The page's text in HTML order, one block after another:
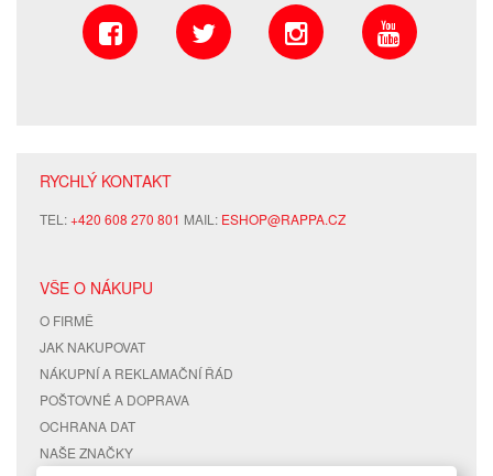
RYCHLÝ KONTAKT
TEL:+420 608 270 801 MAIL: ESHOP@RAPPA.CZ
VŠE O NÁKUPU
O FIRMĚ
JAK NAKUPOVAT
NÁKUPNÍ A REKLAMAČNÍ ŘÁD
POŠTOVNÉ A DOPRAVA
OCHRANA DAT
NAŠE ZNAČKY